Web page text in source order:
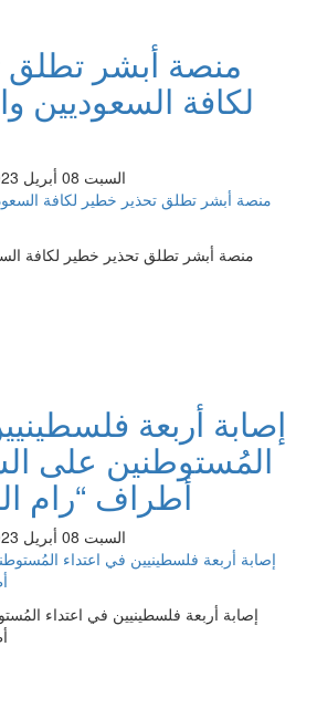
منصة أبشر تطلق
لكافة السعوديين
السبت 08 أبريل 2023 11:58 مساءً
منصة أبشر تطلق تحذير خطير لكافة
إصابة أربعة
المُستوطنين على
أطراف “رام
السبت 08 أبريل 2023 11:56 مساءً
إصابة أربعة فلسطينيين في اعتداء